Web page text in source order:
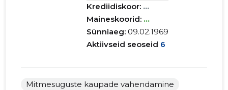
Krediidiskoor: ...
Maineskoorid: ...
Sünniaeg:09.02.1969
Aktiivseid seoseid 6
Mitmesuguste kaupade vahendamine